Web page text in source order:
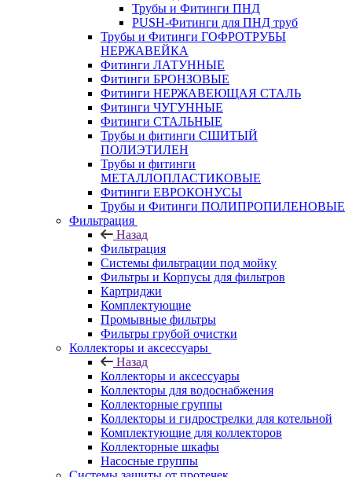
Трубы и Фитинги ПНД
PUSH-Фитинги для ПНД труб
Трубы и Фитинги ГОФРОТРУБЫ
НЕРЖАВЕЙКА
Фитинги ЛАТУННЫЕ
Фитинги БРОНЗОВЫЕ
Фитинги НЕРЖАВЕЮЩАЯ СТАЛЬ
Фитинги ЧУГУННЫЕ
Фитинги СТАЛЬНЫЕ
Трубы и фитинги СШИТЫЙ
ПОЛИЭТИЛЕН
Трубы и фитинги
МЕТАЛЛОПЛАСТИКОВЫЕ
Фитинги ЕВРОКОНУСЫ
Трубы и Фитинги ПОЛИПРОПИЛЕНОВЫЕ
Фильтрация
Назад
Фильтрация
Системы фильтрации под мойку
Фильтры и Корпусы для фильтров
Картриджи
Комплектующие
Промывные фильтры
Фильтры грубой очистки
Коллекторы и аксессуары
Назад
Коллекторы и аксессуары
Коллекторы для водоснабжения
Коллекторные группы
Коллекторы и гидрострелки для котельной
Комплектующие для коллекторов
Коллекторные шкафы
Насосные группы